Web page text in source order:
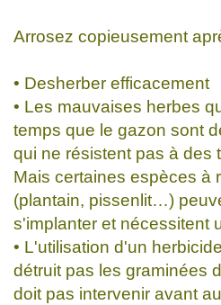
Arrosez copieusement
• Desherber efficacement
• Les mauvaises herbes
temps que le gazon sont
qui ne résistent pas à des
Mais certaines espèces à
(plantain, pissenlit…)
s'implanter et nécessitent
• L'utilisation d'un
détruit pas les graminées
doit pas intervenir avant